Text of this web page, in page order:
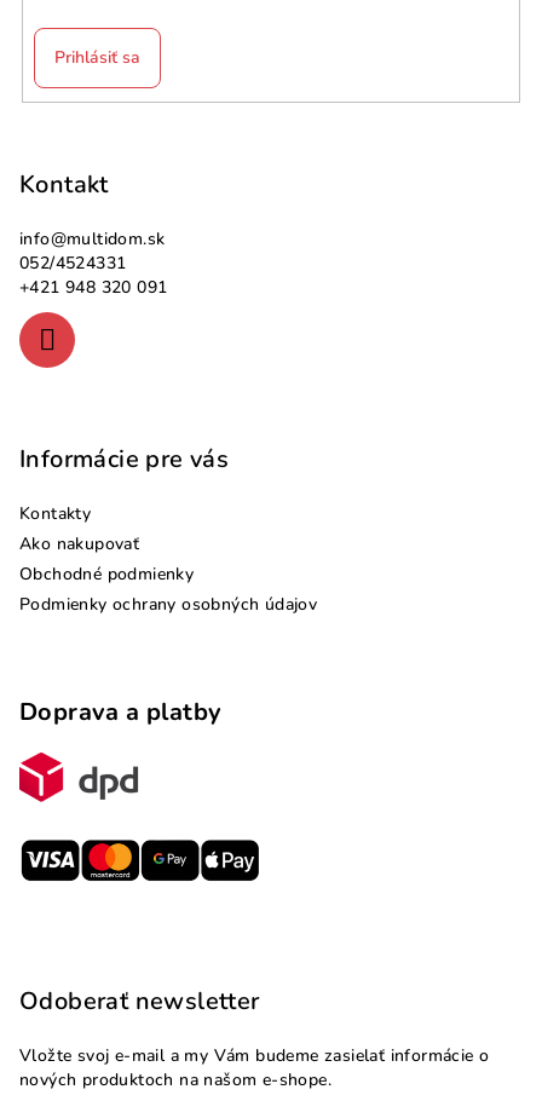
Prihlásiť sa
Kontakt
info@multidom.sk
052/4524331
+421 948 320 091
Informácie pre vás
Kontakty
Ako nakupovať
Obchodné podmienky
Podmienky ochrany osobných údajov
Doprava a platby
Odoberať newsletter
Vložte svoj e-mail a my Vám budeme zasielať informácie o
nových produktoch na našom e-shope.